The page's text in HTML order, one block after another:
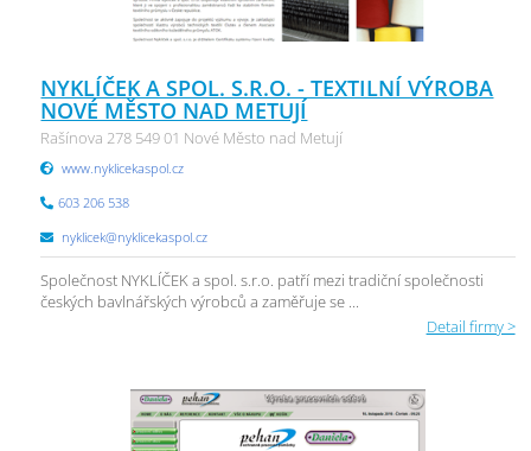
NYKLÍČEK A SPOL. S.R.O. - TEXTILNÍ VÝROBA
NOVÉ MĚSTO NAD METUJÍ
Rašínova 278 549 01 Nové Město nad Metují
www.nyklicekaspol.cz
603 206 538
nyklicek@nyklicekaspol.cz
Společnost NYKLÍČEK a spol. s.r.o. patří mezi tradiční společnosti
českých bavlnářských výrobců a zaměřuje se ...
Detail firmy >